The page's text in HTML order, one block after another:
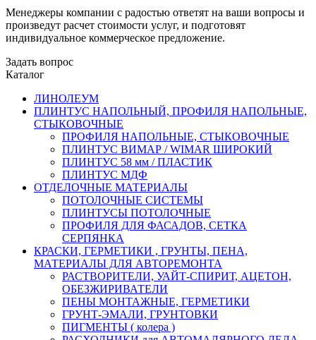
Менеджеры компании с радостью ответят на ваши вопросы и
произведут расчет стоимости услуг, и подготовят
индивидуальное коммерческое предложение.
Задать вопрос
Каталог
ЛИНОЛЕУМ
ПЛИНТУС НАПОЛЬНЫЙ, ПРОФИЛЯ НАПОЛЬНЫЕ,
СТЫКОВОЧНЫЕ
ПРОФИЛЯ НАПОЛЬНЫЕ, СТЫКОВОЧНЫЕ
ПЛИНТУС ВИМАР / WIMAR ШИРОКИЙ
ПЛИНТУС 58 мм / ПЛАСТИК
ПЛИНТУС МДФ
ОТДЕЛОЧНЫЕ МАТЕРИАЛЫ
ПОТОЛОЧНЫЕ СИСТЕМЫ
ПЛИНТУСЫ ПОТОЛОЧНЫЕ
ПРОФИЛЯ ДЛЯ ФАСАДОВ, СЕТКА
СЕРПЯНКА
КРАСКИ, ГЕРМЕТИКИ , ГРУНТЫ, ПЕНА,
МАТЕРИАЛЫ ДЛЯ АВТОРЕМОНТА
РАСТВОРИТЕЛИ, УАЙТ-СПИРИТ, АЦЕТОН,
ОБЕЗЖИРИВАТЕЛИ
ПЕНЫ МОНТАЖНЫЕ, ГЕРМЕТИКИ
ГРУНТ-ЭМАЛИ, ГРУНТОВКИ
ПИГМЕНТЫ ( колера )